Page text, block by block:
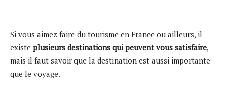
Si vous aimez faire du tourisme en France ou ailleurs, il
existe plusieurs destinations qui peuvent vous satisfaire,
mais il faut savoir que la destination est aussi importante
que le voyage.